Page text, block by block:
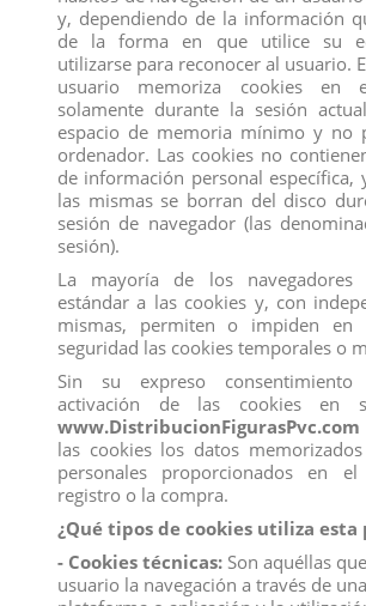
CANGURO ROJO MACHO
COLLECTA
y, dependiendo de la información
de la forma en que utilice su
utilizarse para reconocer al usuario.
usuario memoriza cookies en
solamente durante la sesión
espacio de memoria mínimo y no
ordenador. Las cookies no
de información personal específica,
las mismas se borran del disco
sesión de navegador (las
sesión).
La mayoría de los navegadores
estándar a las cookies y, con
mismas, permiten o impiden en
seguridad las cookies temporales o
Sin su expreso
activación de las cookies en
www.DistribucionFigurasPvc.com
las cookies los datos
personales proporcionados en
registro o la compra.
¿Qué tipos de cookies utiliza esta
- Cookies técnicas: Son aquéllas
usuario la navegación a través de